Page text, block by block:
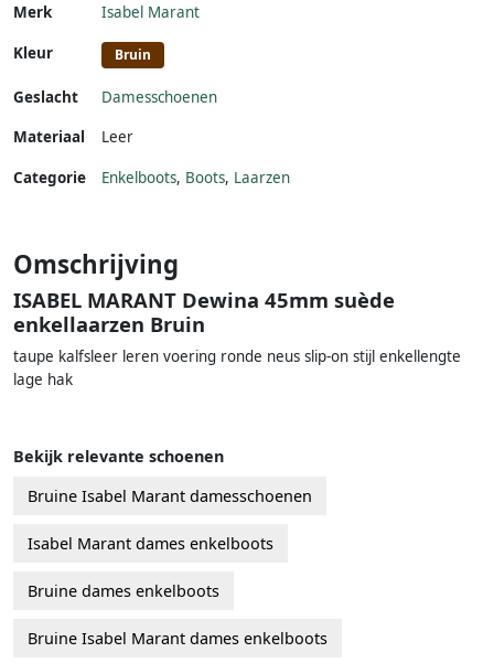
Merk Isabel Marant
Kleur Bruin
Geslacht
Damesschoenen
Materiaal
Leer
Categorie Enkelboots, Boots, Laarzen
Omschrijving
ISABEL MARANT Dewina 45mm suède
enkellaarzen Bruin
taupe kalfsleer leren voering ronde neus slip-on stijl enkellengte
lage hak
Bekijk relevante schoenen
Bruine Isabel Marant damesschoenen
Isabel Marant dames enkelboots
Bruine dames enkelboots
Bruine Isabel Marant dames enkelboots